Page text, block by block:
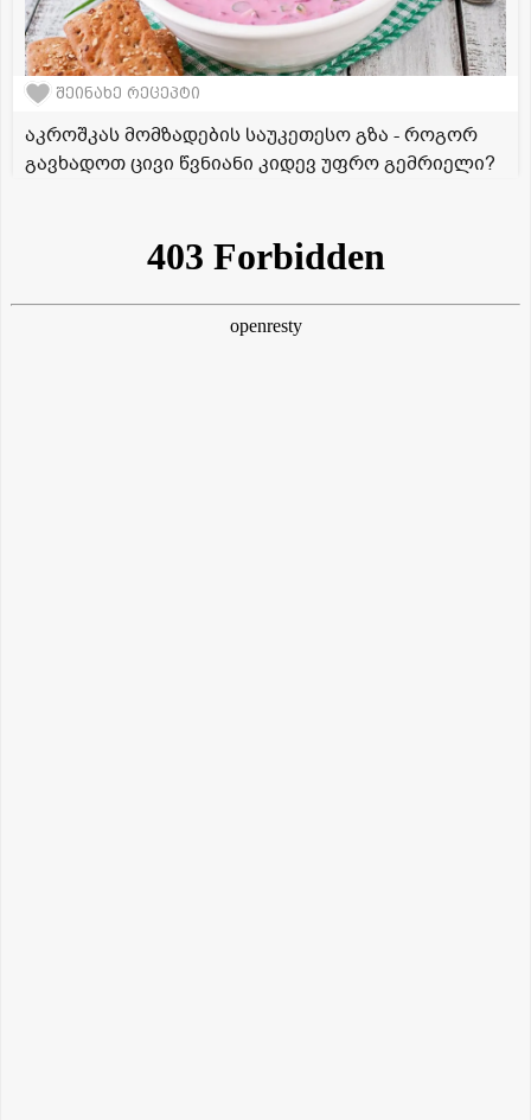
შეინახე რეცეპტი
აკროშკას მომზადების საუკეთესო გზა - როგორ
გავხადოთ ცივი წვნიანი კიდევ უფრო გემრიელი?